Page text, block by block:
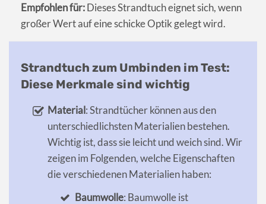
Empfohlen für:Dieses Strandtuch eignet sich, wenn
großer Wert auf eine schicke Optik gelegt wird.
Strandtuch zum Umbinden im Test:
Diese Merkmale sind wichtig
Material: Strandtücher können aus den
unterschiedlichsten Materialien bestehen.
Wichtig ist, dass sie leicht und weich sind. Wir
zeigen im Folgenden, welche Eigenschaften
die verschiedenen Materialien haben:
Baumwolle: Baumwolle ist